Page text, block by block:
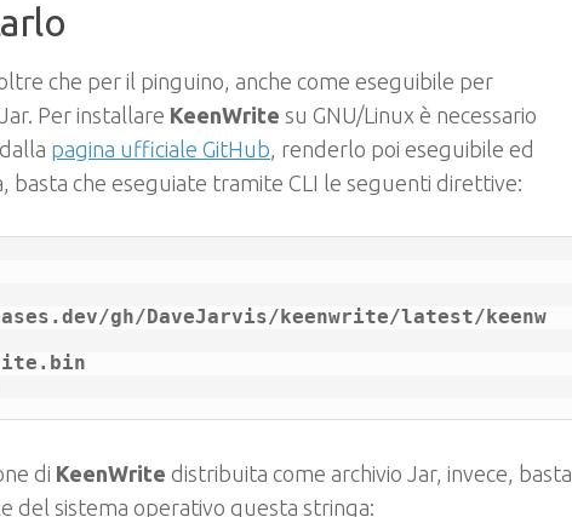
che per il pinguino, anche come eseguibile per
Per installare KeenWrite su GNU/Linux è necessario
pagina ufficiale GitHub, renderlo poi eseguibile ed
basta che eseguiate tramite CLI le seguenti direttive:
gh/DaveJarvis/keenwrite/latest/keenw
di KeenWrite distribuita come archivio Jar, invece, basta
del sistema operativo questa stringa: